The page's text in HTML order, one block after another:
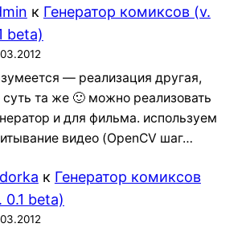
к Генератор комиксов (v.
beta)
— реализация другая,
суть та же 🙂 можно реализовать
и для фильма. используем
видео (OpenCV шаг…
к Генератор комиксов
0.1 beta)